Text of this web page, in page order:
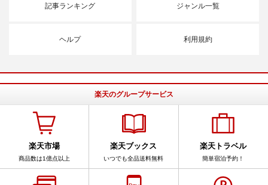
記事ランキング ジャンル一覧
ヘルプ 利用規約
楽天のグループサービス
楽天市場
商品数は1億点以上
楽天ブックス
いつでも全品送料無料
楽天トラベル
簡単宿泊予約！